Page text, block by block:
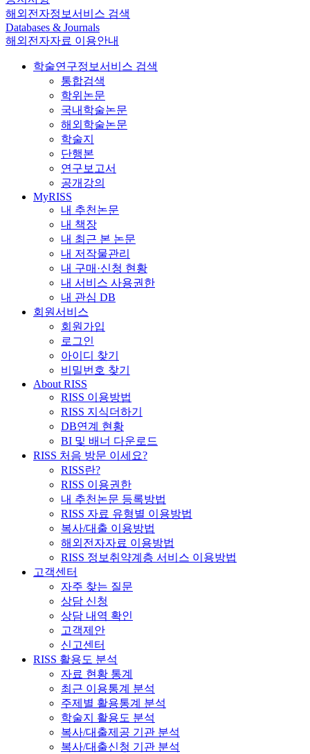
해외전자정보서비스 검색
Databases & Journals
해외전자자료 이용안내
학술연구정보서비스 검색
통합검색
학위논문
국내학술논문
해외학술논문
학술지
단행본
연구보고서
공개강의
MyRISS
내 추천논문
내 책장
내 최근 본 논문
내 저작물관리
내 구매·신청 현황
내 서비스 사용권한
내 관심 DB
회원서비스
회원가입
로그인
아이디 찾기
비밀번호 찾기
About RISS
RISS 이용방법
RISS 지식더하기
DB연계 현황
BI 및 배너 다운로드
RISS 처음 방문 이세요?
RISS란?
RISS 이용권한
내 추천논문 등록방법
RISS 자료 유형별 이용방법
복사/대출 이용방법
해외전자자료 이용방법
RISS 정보취약계층 서비스 이용방법
고객센터
자주 찾는 질문
상담 신청
상담 내역 확인
고객제안
신고센터
RISS 활용도 분석
자료 현황 통계
최근 이용통계 분석
주제별 활용통계 분석
학술지 활용도 분석
복사/대출제공 기관 분석
복사/대출신청 기관 분석